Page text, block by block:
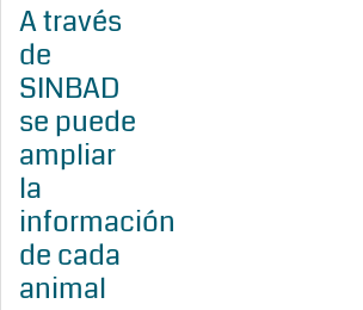
A través
de
SINBAD
se puede
ampliar
la
información
de cada
animal